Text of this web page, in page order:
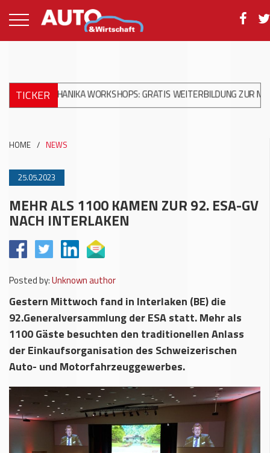
TICKERWORKSHOPS: GRATIS WEITERBILDUNG ZUR MODERNEN
HOME / NEWS
25.05.2023
MEHR ALS 1100 KAMEN ZUR 92. ESA-GV
NACH INTERLAKEN
Posted by:Unknown author
Gestern Mittwoch fand in Interlaken (BE) die
92.Generalversammlung der ESA statt. Mehr als
1100 Gäste besuchten den traditionellen Anlass
der Einkaufsorganisation des Schweizerischen
Auto- und Motorfahrzeuggewerbes.